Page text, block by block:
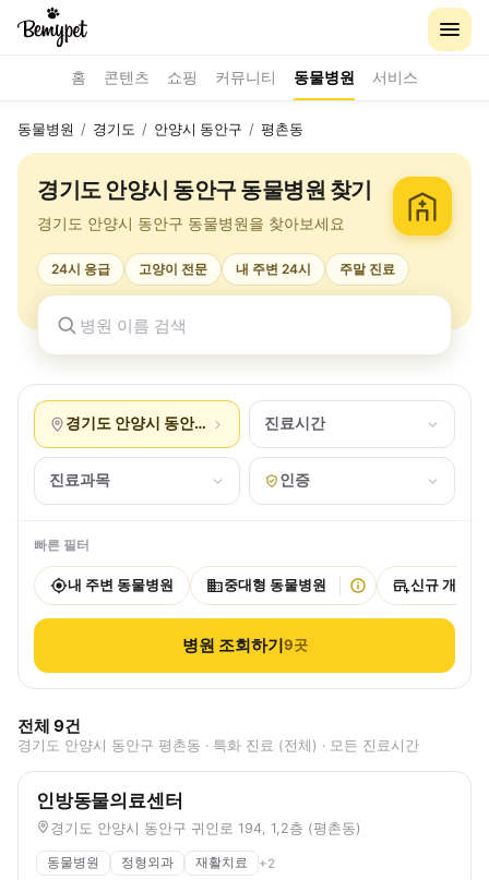
홈 콘텐츠 쇼핑 커뮤니티 동물병원 서비스
동물병원 / 경기도 / 안양시 동안구 / 평촌동
경기도 안양시 동안구 동물병원 찾기
경기도 안양시 동안구 동물병원을 찾아보세요
24시 응급 고양이 전문 내 주변 24시 주말 진료
경기도 안양시 동안구 평촌동 진료시간
진료과목 인증
빠른 필터
내 주변 동물병원 중대형 동물병원 신규 개원
병원 조회하기9곳
전체 9건
경기도 안양시 동안구 평촌동 · 특화 진료 (전체) · 모든 진료시간
인방동물의료센터
경기도 안양시 동안구 귀인로 194, 1,2층 (평촌동)
동물병원 정형외과 재활치료 +2